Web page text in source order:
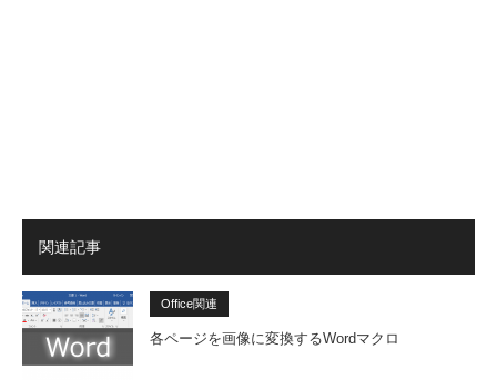
関連記事
Office関連
各ページを画像に変換するWordマクロ